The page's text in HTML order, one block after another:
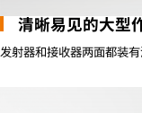
清晰易见的大型
发射器和接收器两面都装